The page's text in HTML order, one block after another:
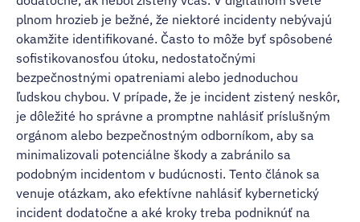
plnom hrozieb je bežné, že niektoré incidenty nebývajú
okamžite identifikované. Často to môže byť spôsobené
sofistikovanosťou útoku, nedostatočnými
bezpečnostnými opatreniami alebo jednoduchou
ľudskou chybou. V prípade, že je incident zistený neskôr,
je dôležité ho správne a promptne nahlásiť príslušným
orgánom alebo bezpečnostným odborníkom, aby sa
minimalizovali potenciálne škody a zabránilo sa
podobným incidentom v budúcnosti. Tento článok sa
venuje otázkam, ako efektívne nahlásiť kybernetický
incident dodatočne a aké kroky treba podniknúť na